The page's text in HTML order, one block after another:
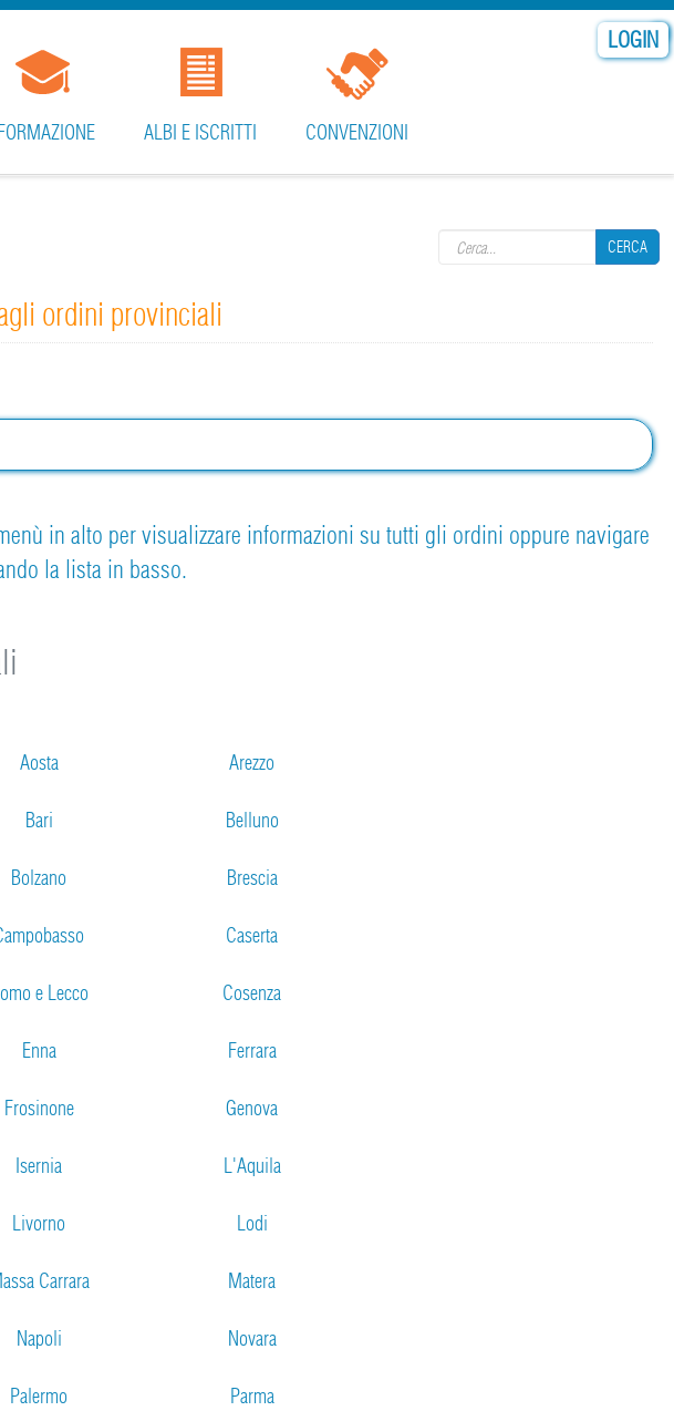
LOGIN
CERCA
ALBI E ISCRITTI CONVENZIONI
ordini provinciali
in alto per visualizzare informazioni su tutti gli ordini oppure navigare
la lista in basso.
Aosta Arezzo
Bari Belluno
Bolzano Brescia
Caserta
e Lecco Cosenza
Enna Ferrara
Frosinone Genova
Isernia L'Aquila
Livorno Lodi
Carrara Matera
Napoli Novara
Palermo Parma